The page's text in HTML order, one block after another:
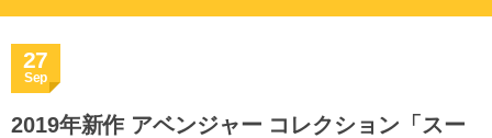
27
Sep
2019年新作 アベンジャー コレクション「スー